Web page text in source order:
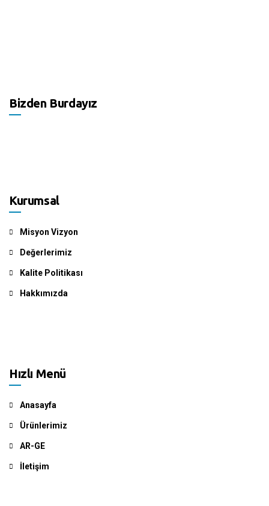
Bizden Burdayız
Kurumsal
Misyon Vizyon
Değerlerimiz
Kalite Politikası
Hakkımızda
Hızlı Menü
Anasayfa
Ürünlerimiz
AR-GE
İletişim